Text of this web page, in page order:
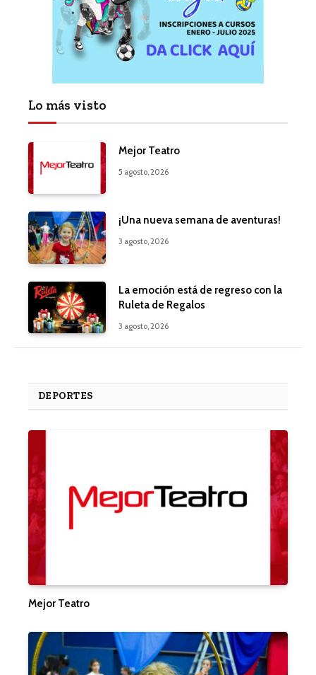
Lo más visto
Mejor Teatro
5 agosto, 2026
¡Una nueva semana de aventuras!
3 agosto, 2026
La emoción está de regreso con la
Ruleta de Regalos
3 agosto, 2026
DEPORTES
Mejor Teatro